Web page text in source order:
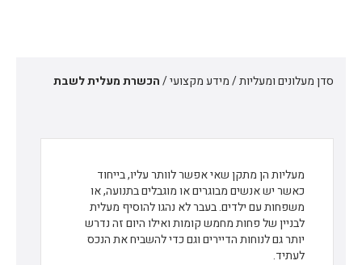
סדן מעלונים ומעליות/מידע מקצועי/הכשרת מעלית לשבת
מעליות הן מתקן שאי אפשר לוותר עליו, בייחוד
כאשר יש אנשים מבוגרים או מוגבלים בתנועה, או
משפחות עם ילדים. בעבר לא נהגו להוסיף מעלית
לבניין של פחות מחמש קומות ואילו היום זה נדרש
יותר גם לנוחות הדיירים וגם כדי להשביח את הנכס
לעתיד.